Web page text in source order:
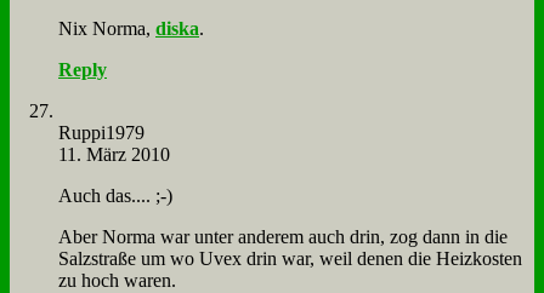
Nix Nor­ma, dis­ka.
Reply
Ruppi1979
11. März 2010
Auch das.... ;-)
Aber Nor­ma war un­ter an­de­rem auch drin, zog dann in die
Salz­stra­ße um wo Uvex drin war, weil de­nen die Heiz­ko­sten
zu hoch wa­ren.